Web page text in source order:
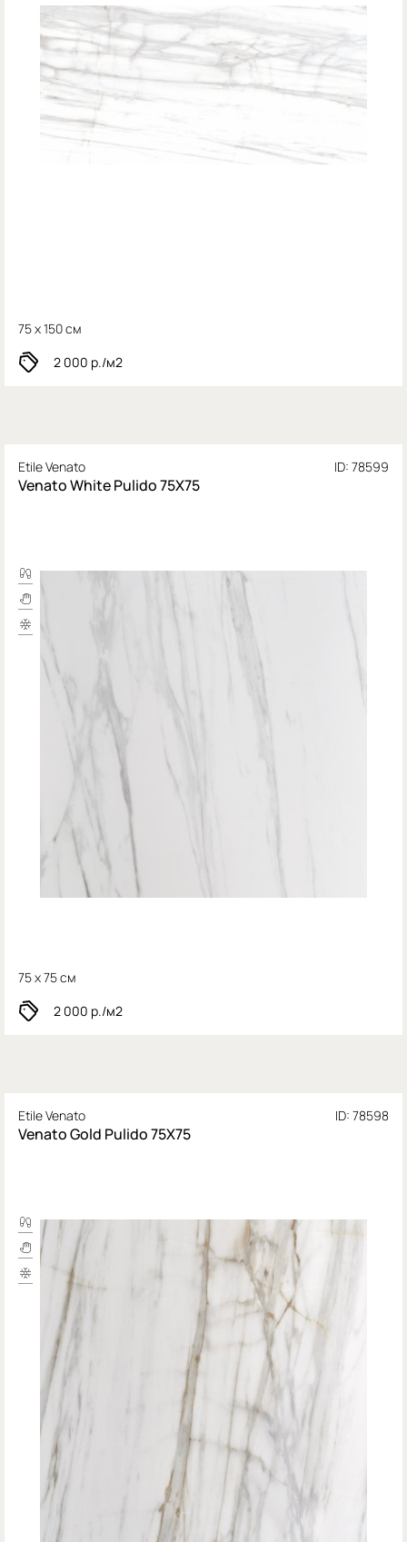
75 x 150 см
2 000 р./м2
Etile Venato ID: 78599
Venato White Pulido 75X75
75 x 75 см
2 000 р./м2
Etile Venato ID: 78598
Venato Gold Pulido 75X75